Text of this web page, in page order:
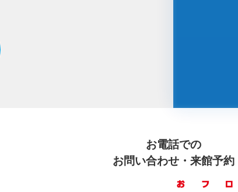
お電話での
お問い合わせ・来館予約